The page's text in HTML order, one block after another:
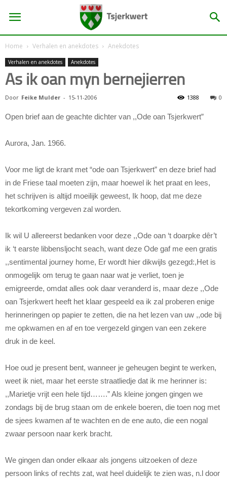
Home Verhalen en anekdotes Anekdotes
Verhalen en anekdotes Anekdotes
As ik oan myn bernejierren
Door Feike Mulder - 15-11-2006 0
1388
Open brief aan de geachte dichter van ,,Ode oan Tsjerkwert”
Aurora, Jan. 1966.
Voor me ligt de krant met “ode oan Tsjerkwert” en deze brief had
in de Friese taal moeten zijn, maar hoewel ik het praat en lees,
het schrijven is altijd moeilijk geweest, Ik hoop, dat me deze
tekortkoming vergeven zal worden.
Ik wil U allereerst bedanken voor deze ,,Ode oan ‘t doarpke dêr’t
ik ‘t earste libbensljocht seach, want deze Ode gaf me een gratis
,,sentimental journey home, Er wordt hier dikwijls gezegd:,Het is
onmogelijk om terug te gaan naar wat je verliet, toen je
emigreerde, omdat alles ook daar veranderd is, maar deze ,,Ode
oan Tsjerkwert heeft het klaar gespeeld ea ik zal proberen enige
herinneringen op papier te zetten, die na het lezen van uw ,,ode bij
me opkwamen en af en toe vergezeld gingen van een zekere
druk in de keel.
Hoe oud je present bent, wanneer je geheugen begint te werken,
weet ik niet, maar het eerste straatliedje dat ik me herinner is:
,,Marietje vrijt een hele tijd…….” Als kleine jongen gingen we
zondags bij de brug staan om de enkele boeren, die toen nog met
de sjees kwamen af te wachten en de ene auto, die een nogal
zwaar persoon naar kerk bracht.
We gingen dan onder elkaar als jongens uitzoeken of deze
persoon links of rechts zat, wat heel duidelijk te zien was, n.l door